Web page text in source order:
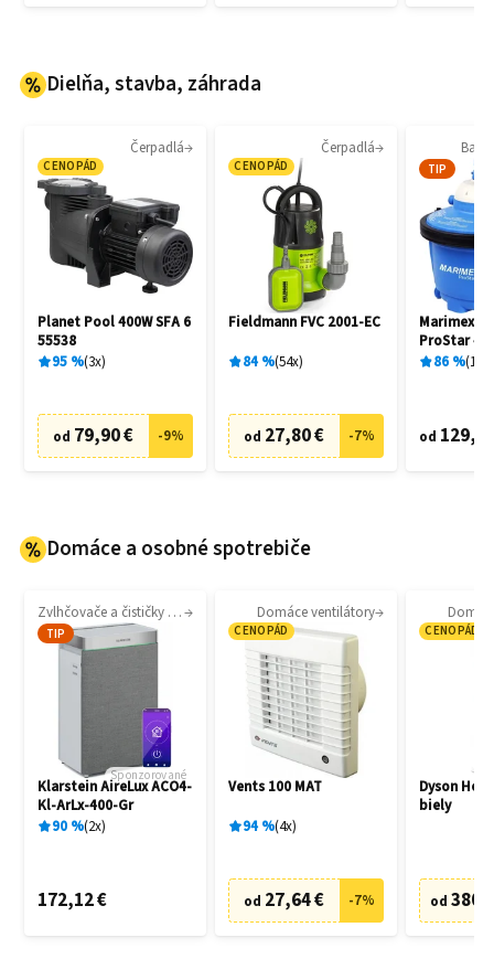
Dielňa, stavba, záhrada
Čerpadlá
CENOPÁD
Planet Pool 400W SFA 6
55538
95% 3x
od 79,90 € -9%
Čerpadlá
CENOPÁD
Fieldmann FVC 2001-EC
84% 54x
od 27,80 € -7%
TIP
Marimex
ProStar 4
filtrácia
86% 136
od
Domáce a osobné spotrebiče
Zvlhčovače a čističky vzduchu
TIP
Sponzorované
Klarstein AireLux ACO4-
Kl-ArLx-400-Gr
90% 2x
172,12 €
Domáce ventilátory
CENOPÁD
Vents 100 MAT
94% 4x
od 27,64 € -7%
CENOPÁD
Dyson
biely
od